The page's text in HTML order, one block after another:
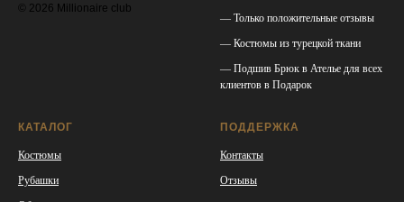
© 2026 Millionaire club
— Только положительные отзывы
— Костюмы из турецкой ткани
— Подшив Брюк в Ателье для всех
клиентов в Подарок
КАТАЛОГ
Костюмы
Рубашки
ПОДДЕРЖКА
Контакты
Отзывы